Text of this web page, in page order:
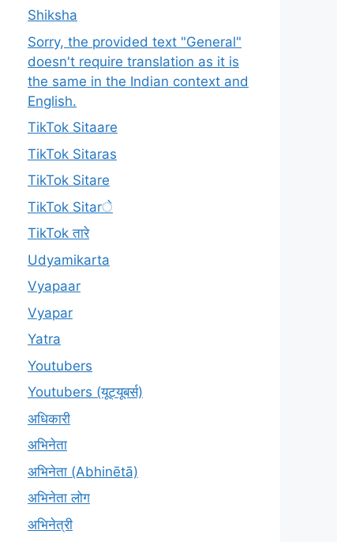
Shiksha
Sorry, the provided text "General"
doesn't require translation as it is
the same in the Indian context and
English.
TikTok Sitaare
TikTok Sitaras
TikTok Sitare
TikTok Sitarे
TikTok तारे
Udyamikarta
Vyapaar
Vyapar
Yatra
Youtubers
Youtubers (यूट्यूबर्स)
अधिकारी
अभिनेता
अभिनेता (Abhinētā)
अभिनेता लोग
अभिनेत्री